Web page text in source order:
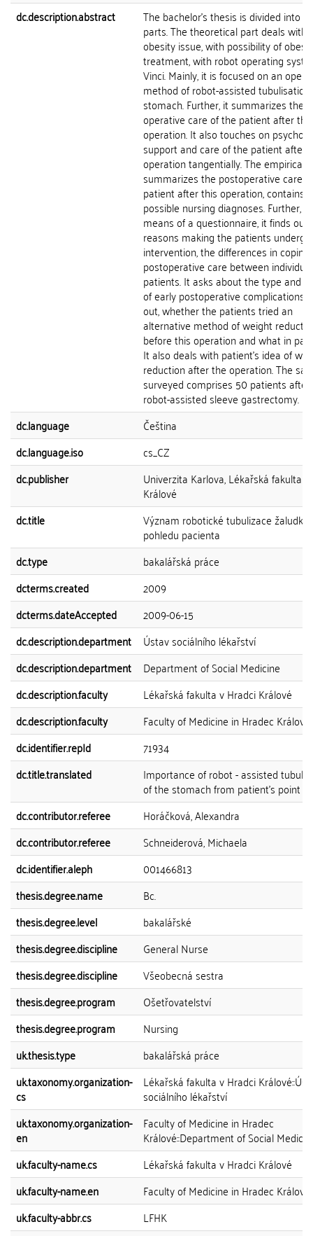
dc.description.abstract
The bachelor's thesis is divided into
parts. The theoretical part deals with
obesity issue, with possibility of
treatment, with robot operating
Vinci. Mainly, it is focused on an
method of robot-assisted
stomach. Further, it summarizes the
operative care of the patient after this
operation. It also touches on
support and care of the patient after
operation tangentially. The empirical
summarizes the postoperative care
patient after this operation, contains
possible nursing diagnoses. Further,
means of a questionnaire, it finds out
reasons making the patients
intervention, the differences in
postoperative care between individual
patients. It asks about the type and
of early postoperative complications.
out, whether the patients tried an
alternative method of weight
before this operation and what in
It also deals with patient's idea of
reduction after the operation. The
surveyed comprises 50 patients
robot-assisted sleeve gastrectomy.
dc.language
Čeština
dc.language.iso
cs_CZ
dc.publisher
Univerzita Karlova, Lékařská fakulta
Králové
dc.title
Význam robotické tubulizace žaludku
pohledu pacienta
dc.type
bakalářská práce
dcterms.created
2009
dcterms.dateAccepted
2009-06-15
dc.description.department
Ústav sociálního lékařství
dc.description.department
Department of Social Medicine
dc.description.faculty
Lékařská fakulta v Hradci Králové
dc.description.faculty
Faculty of Medicine in Hradec Králové
dc.identifier.repId
71934
dc.title.translated
Importance of robot - assisted
of the stomach from patient's point
dc.contributor.referee
Horáčková, Alexandra
dc.contributor.referee
Schneiderová, Michaela
dc.identifier.aleph
001466813
thesis.degree.name
Bc.
thesis.degree.level
bakalářské
thesis.degree.discipline
General Nurse
thesis.degree.discipline
Všeobecná sestra
thesis.degree.program
Ošetřovatelství
thesis.degree.program
Nursing
uk.thesis.type
bakalářská práce
uk.taxonomy.organization-
cs
Lékařská fakulta v Hradci
sociálního lékařství
uk.taxonomy.organization-
en
Faculty of Medicine in Hradec
Králové::Department of Social
uk.faculty-name.cs
Lékařská fakulta v Hradci Králové
uk.faculty-name.en
Faculty of Medicine in Hradec Králové
uk.faculty-abbr.cs
LFHK